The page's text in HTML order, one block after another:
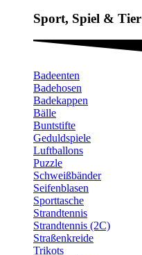
Sport, Spiel & Tier
Badeenten
Badehosen
Badekappen
Bälle
Buntstifte
Geduldspiele
Luftballons
Puzzle
Schweißbänder
Seifenblasen
Sporttasche
Strandtennis
Strandtennis (2C)
Straßenkreide
Trikots